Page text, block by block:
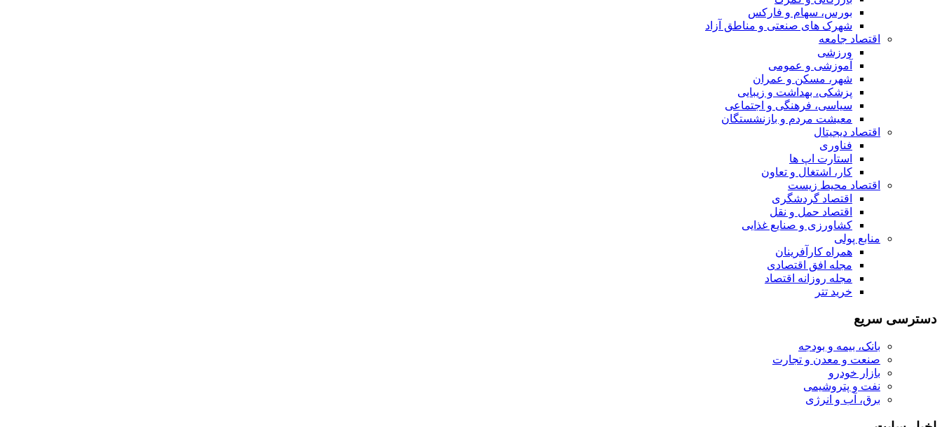
بورس، سهام و فارکس
شهرک های صنعتی و مناطق آزاد
اقتصاد جامعه
ورزشی
آموزشی و عمومی
شهر، مسکن و عمران
پزشکی، بهداشت و زیبایی
سیاسی، فرهنگی و اجتماعی
معیشت مردم و بازنشستگان
اقتصاد دیجیتال
فناوری
استارت اپ ها
کار، اشتغال و تعاون
اقتصاد محیط زیست
اقتصاد گردشگری
اقتصاد حمل و نقل
کشاورزی و صنایع غذایی
منابع پولی
همراه کارآفرینان
مجله افق اقتصادی
مجله روزانه اقتصاد
خرید تتر
دسترسی سریع
بانک، بیمه و بودجه
صنعت و معدن و تجارت
بازار خودرو
نفت و پتروشیمی
برق، آب و انرژی